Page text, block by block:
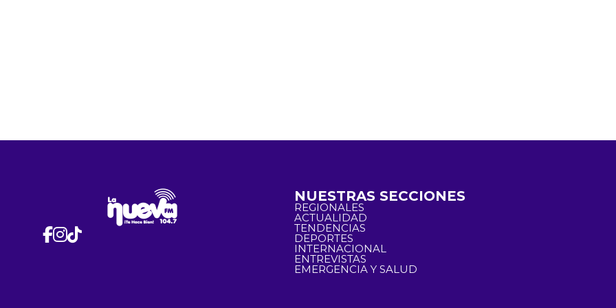
NUESTRAS SECCIONES
REGIONALES
ACTUALIDAD
TENDENCIAS
DEPORTES
INTERNACIONAL
ENTREVISTAS
EMERGENCIA Y SALUD